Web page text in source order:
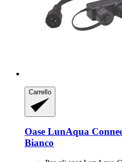
Carrello
Oase LunAqua
Bianco